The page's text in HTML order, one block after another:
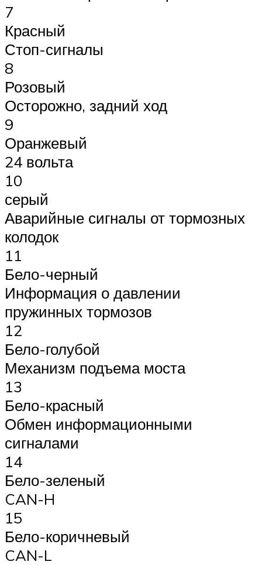
7
Красный
Стоп-сигналы
8
Розовый
Осторожно, задний ход
9
Оранжевый
24 вольта
10
серый
Аварийные сигналы от тормозных
колодок
11
Бело-черный
Информация о давлении
пружинных тормозов
12
Бело-голубой
Механизм подъема моста
13
Бело-красный
Обмен информационными
сигналами
14
Бело-зеленый
CAN-H
15
Бело-коричневый
CAN-L